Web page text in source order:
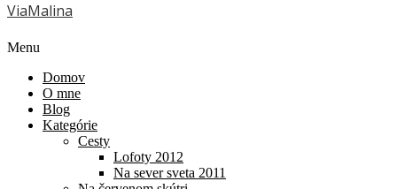
ViaMalina
Menu
Domov
O mne
Blog
Kategórie
Cesty
Lofoty 2012
Na sever sveta 2011